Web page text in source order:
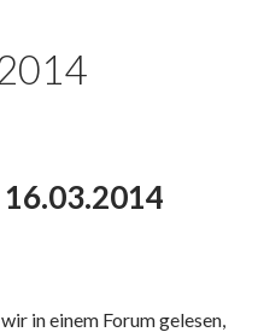
in einem Forum gelesen,